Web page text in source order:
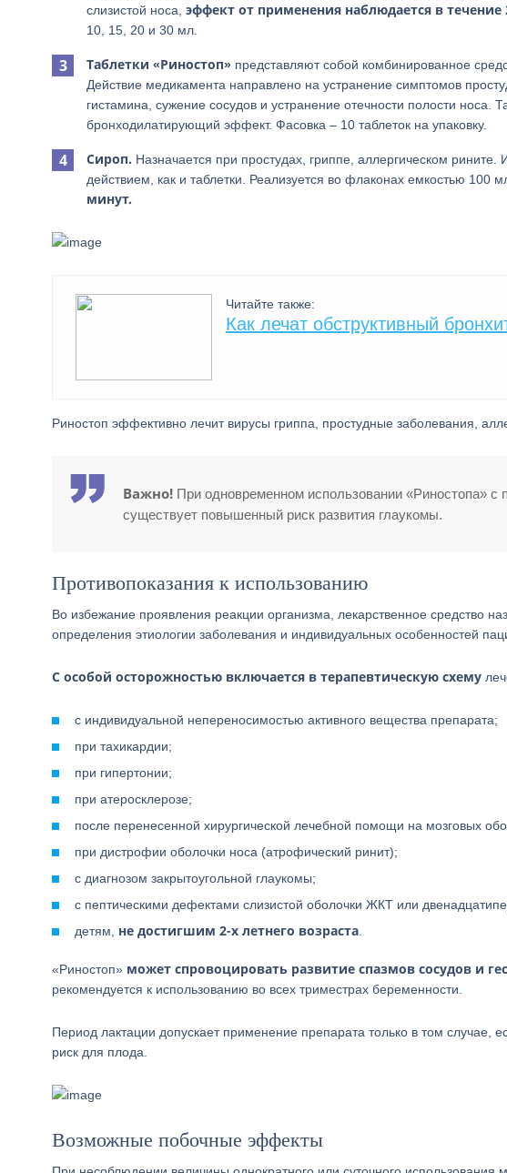
слизистой носа, эффект от применения наблюдается в течение
10, 15, 20 и 30 мл.
Таблетки «Риностоп» представляют собой комбинированное
Действие медикамента направлено на устранение симптомов
гистамина, сужение сосудов и устранение отечности полости носа.
бронходилатирующий эффект. Фасовка – 10 таблеток на упаковку.
Сироп. Назначается при простудах, гриппе, аллергическом
действием, как и таблетки. Реализуется во флаконах емкостью 100
минут.
Читайте также:
Как лечат обструктивный
Риностоп эффективно лечит вирусы гриппа, простудные заболевания,
Важно! При одновременном использовании «Риностопа» с
существует повышенный риск развития глаукомы.
Противопоказания к использованию
Во избежание проявления реакции организма, лекарственное средство
определения этиологии заболевания и индивидуальных особенностей
С особой осторожностью включается в терапевтическую схему
с индивидуальной непереносимостью активного вещества препарата;
при тахикардии;
при гипертонии;
при атеросклерозе;
после перенесенной хирургической лечебной помощи на мозговых
при дистрофии оболочки носа (атрофический ринит);
с диагнозом закрытоугольной глаукомы;
с пептическими дефектами слизистой оболочки ЖКТ или
детям, не достигшим 2-х летнего возраста
«Риностоп» может спровоцировать развитие спазмов сосудов и
рекомендуется к использованию во всех триместрах беременности.
Период лактации допускает применение препарата только в том случае,
риск для плода.
Возможные побочные эффекты